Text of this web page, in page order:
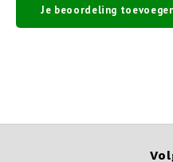
Je beoordeling